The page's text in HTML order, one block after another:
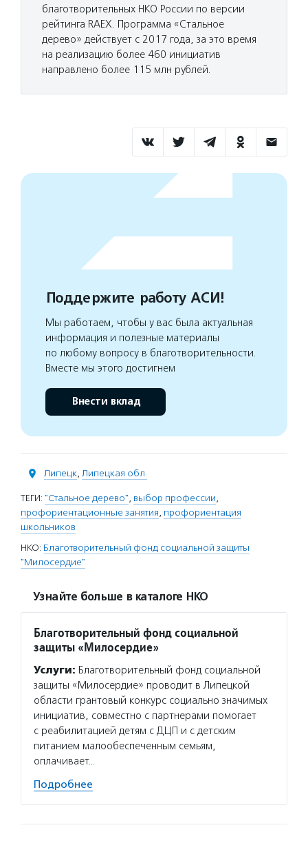
благотворительных НКО России по версии
рейтинга RAEX. Программа «Стальное
дерево» действует с 2017 года, за это время
на реализацию более 460 инициатив
направлено более 115 млн рублей.
Поддержите работу АСИ!
Мы работаем, чтобы у вас была актуальная
информация и полезные материалы
по любому вопросу в благотворительности.
Вместе мы этого достигнем
Внести вклад
Липецк, Липецкая обл.
ТЕГИ: "Стальное дерево", выбор профессии,
профориентационные занятия, профориентация
школьников
НКО: Благотворительный фонд социальной защиты
"Милосердие"
Узнайте больше в каталоге НКО
Благотворительный фонд социальной
защиты «Милосердие»
Услуги: Благотворительный фонд социальной
защиты «Милосердие» проводит в Липецкой
области грантовый конкурс социально значимых
инициатив, совместно с партнерами помогает
с реабилитацией детям с ДЦП и с детским
питанием малообеспеченным семьям,
оплачивает…
Подробнее